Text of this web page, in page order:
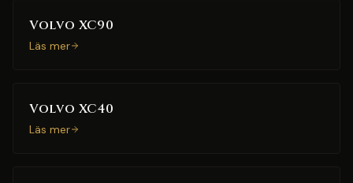
Volvo XC90
Läs mer
Volvo XC40
Läs mer